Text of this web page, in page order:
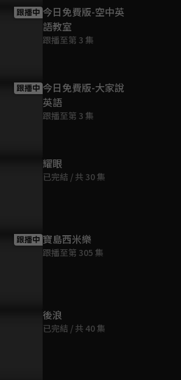
跟播中 今日免費版-空中英
語教室
跟播至第 3 集
跟播中 今日免費版-大家說
英語
跟播至第 3 集
耀眼
已完結 / 共 30 集
跟播中 寶島西米樂
跟播至第 305 集
後浪
已完結 / 共 40 集